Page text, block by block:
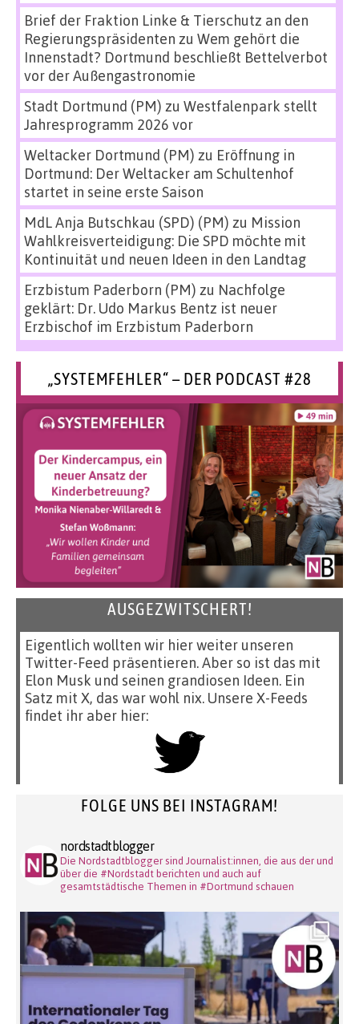
Brief der Fraktion Linke & Tierschutz an den
Regierungspräsidenten zu Wem gehört die
Innenstadt? Dortmund beschließt Bettelverbot
vor der Außengastronomie
Stadt Dortmund (PM) zu Westfalenpark stellt
Jahresprogramm 2026 vor
Weltacker Dortmund (PM) zu Eröffnung in
Dortmund: Der Weltacker am Schultenhof
startet in seine erste Saison
MdL Anja Butschkau (SPD) (PM) zu Mission
Wahlkreisverteidigung: Die SPD möchte mit
Kontinuität und neuen Ideen in den Landtag
Erzbistum Paderborn (PM) zu Nachfolge
geklärt: Dr. Udo Markus Bentz ist neuer
Erzbischof im Erzbistum Paderborn
„SYSTEMFEHLER“ – DER PODCAST #28
AUSGEZWITSCHERT!
Eigentlich wollten wir hier weiter unseren
Twitter-Feed präsentieren. Aber so ist das mit
Elon Musk und seinen grandiosen Ideen. Ein
Satz mit X, das war wohl nix. Unsere X-Feeds
findet ihr aber hier:
FOLGE UNS BEI INSTAGRAM!
nordstadtblogger
Die Nordstadtblogger sind Journalist:innen, die aus der und
über die #Nordstadt berichten und auch auf
gesamtstädtische Themen in #Dortmund schauen